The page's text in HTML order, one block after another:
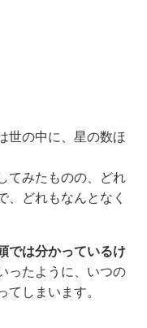
世の中に、星の数ほ
てみたものの、どれ
、どれもなんとなく
頭では分かっているけ
ったように、いつの
てしまいます。